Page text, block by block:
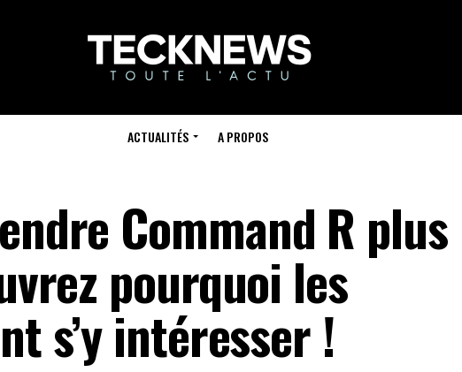
ACTUALITÉS A PROPOS
Command R plus
pourquoi les
s’y intéresser !